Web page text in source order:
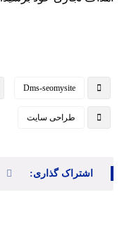
Dms-seomysite
طراحی سایت